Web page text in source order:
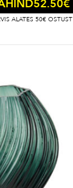
52.50€
ALATES 50€ OSTUST